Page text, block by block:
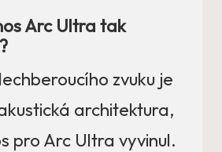
Arc Ultra tak
zvuku je
architektura,
pro Arc Ultra vyvinul.